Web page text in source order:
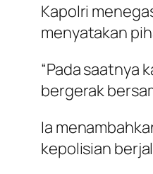
Kapolri
menyatakan
“Pada saatnya
bergerak
Ia
kepolisian